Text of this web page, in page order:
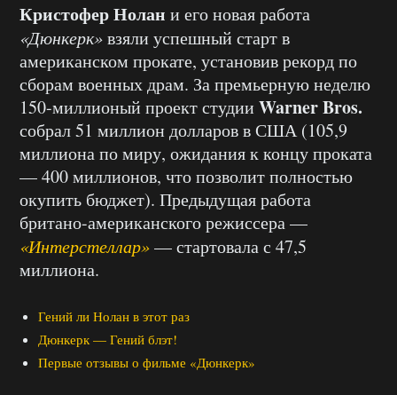
Кристофер Нолан и его новая работа
«Дюнкерк»взяли успешный старт в
американском прокате, установив рекорд по
сборам военных драм. За премьерную неделю
150-миллионый проект студии Warner Bros.
собрал 51 миллион долларов в США (105,9
миллиона по миру, ожидания к концу проката
— 400 миллионов, что позволит полностью
окупить бюджет). Предыдущая работа
британо-американского режиссера —
«Интерстеллар»— стартовала с 47,5
миллиона.
Гений ли Нолан в этот раз
Дюнкерк — Гений блэт!
Первые отзывы о фильме «Дюнкерк»